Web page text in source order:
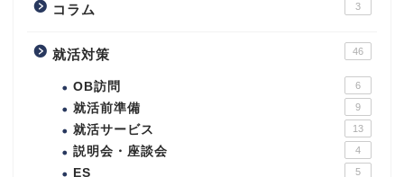
コラム 3
就活対策 46
OB訪問 6
就活前準備 9
就活サービス 13
説明会・座談会 4
ES 5